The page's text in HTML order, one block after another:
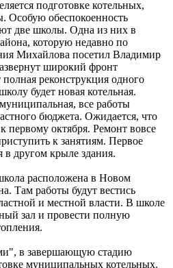
подготовке котельных,
Особую обеспокоенность
две школы. Одна из них в
которую недавно по
Михайлова посетил Владимир
широкий фронт
реконструкция одного
будет новая котельная.
все работы
бюджета. Ожидается, что
первому октября. Ремонт вовсе
к занятиям. Первое
в другом крыле здания.
расположена в Новом
Там работы будут вестись
и местной власти. В школе
зал и провести полную
в завершающую стадию
муниципальных котельных.